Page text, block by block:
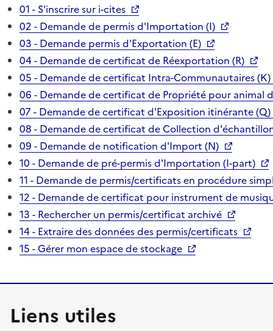
01 - S'inscrire sur i-cites
02 - Demande de permis d'Importation (I)
03 - Demande permis d'Exportation (E)
04 - Demande de certificat de Réexportation (R)
05 - Demande de certificat Intra-Communautaires (K)
06 - Demande de certificat de Propriété pour animal
07 - Demande de certificat d'Exposition itinérante (Q)
08 - Demande de certificat de Collection
09 - Demande de notification d'Import (N)
10 - Demande de pré-permis d'Importation (I-part)
11 - Demande de permis/certificats en procédure
12 - Demande de certificat pour instrument de
13 - Rechercher un permis/certificat archivé
14 - Extraire des données des permis/certificats
15 - Gérer mon espace de stockage
Liens utiles